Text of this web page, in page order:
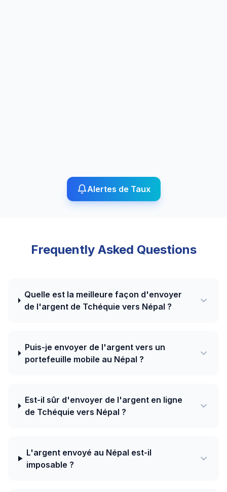
Alertes de Taux
Frequently Asked Questions
Quelle est la meilleure façon d'envoyer
de l'argent de Tchéquie vers Népal ?
Puis-je envoyer de l'argent vers un
portefeuille mobile au Népal ?
Est-il sûr d'envoyer de l'argent en ligne
de Tchéquie vers Népal ?
L'argent envoyé au Népal est-il
imposable ?